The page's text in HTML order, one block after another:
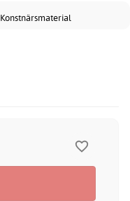
Konstnärsmaterial